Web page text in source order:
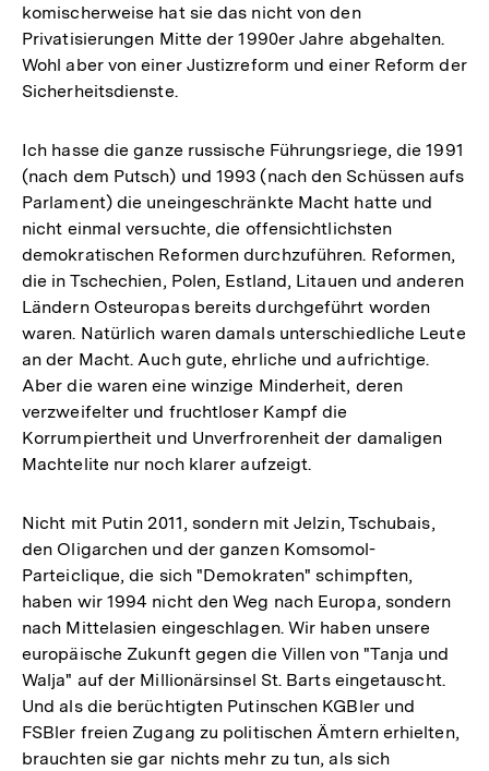
komischerweise hat sie das nicht von den
Privatisierungen Mitte der 1990er Jahre abgehalten.
Wohl aber von einer Justizreform und einer Reform der
Sicherheitsdienste.
Ich hasse die ganze russische Führungsriege, die 1991
(nach dem Putsch) und 1993 (nach den Schüssen aufs
Parlament) die uneingeschränkte Macht hatte und
nicht einmal versuchte, die offensichtlichsten
demokratischen Reformen durchzuführen. Reformen,
die in Tschechien, Polen, Estland, Litauen und anderen
Ländern Osteuropas bereits durchgeführt worden
waren. Natürlich waren damals unterschiedliche Leute
an der Macht. Auch gute, ehrliche und aufrichtige.
Aber die waren eine winzige Minderheit, deren
verzweifelter und fruchtloser Kampf die
Korrumpiertheit und Unverfrorenheit der damaligen
Machtelite nur noch klarer aufzeigt.
Nicht mit Putin 2011, sondern mit Jelzin, Tschubais,
den Oligarchen und der ganzen Komsomol-
Parteiclique, die sich "Demokraten" schimpften,
haben wir 1994 nicht den Weg nach Europa, sondern
nach Mittelasien eingeschlagen. Wir haben unsere
europäische Zukunft gegen die Villen von "Tanja und
Walja" auf der Millionärsinsel St. Barts eingetauscht.
Und als die berüchtigten Putinschen KGBler und
FSBler freien Zugang zu politischen Ämtern erhielten,
brauchten sie gar nichts mehr zu tun, als sich